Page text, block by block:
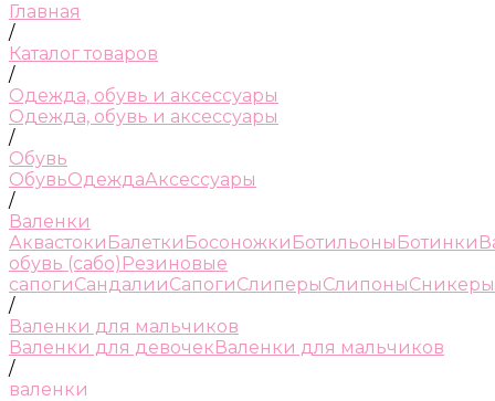
Главная
/
Каталог товаров
/
Одежда, обувь и аксессуары
Одежда, обувь и аксессуары
/
Обувь
ОбувьОдеждаАксессуары
/
Валенки
Аквастоки Балетки Босоножки Ботильоны Ботинки
обувь (сабо) Резиновые
сапогиСандалииСапогиСлиперыСлипоныСникеры
/
Валенки для мальчиков
Валенки для девочекВаленки для мальчиков
/
валенки